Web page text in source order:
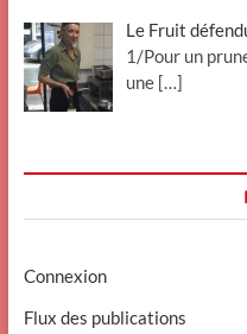
Le Fruit
1/Pour un
une […]
Connexion
Flux des publications